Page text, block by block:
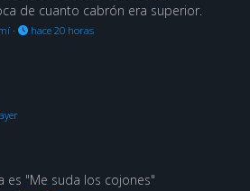
de cuanto cabrón era superior.
· hace 20 horas
es "Me suda los cojones"